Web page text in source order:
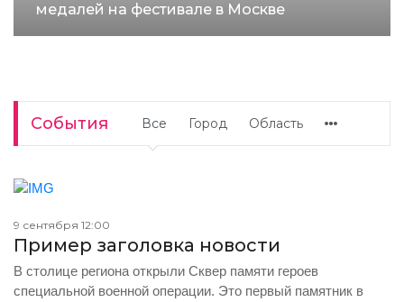
медалей на фестивале в Москве
События Все Город Область
9 сентября 12:00
Пример заголовка новости
В столице региона открыли Сквер памяти героев
специальной военной операции. Это первый памятник в